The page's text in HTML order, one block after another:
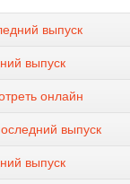
выпуск
выпуск
онлайн
выпуск
выпуск